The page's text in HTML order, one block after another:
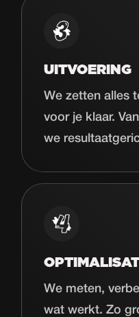
UITVOERING
We zetten alles
voor je klaar.
we
We meten,
wat werkt. Zo